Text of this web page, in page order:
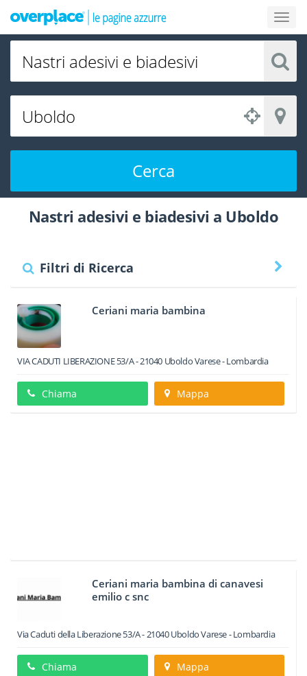
Cerca
Nastri adesivi e biadesivi a Uboldo
Filtri di Ricerca
Ceriani maria bambina
VIA CADUTI LIBERAZIONE 53/A-21040 UboldoVarese -Lombardia
Chiama Mappa
Ceriani maria bambina di canavesi
emilio c snc
Via Caduti della Liberazione 53/A-21040UboldoVarese -Lombardia
Chiama Mappa